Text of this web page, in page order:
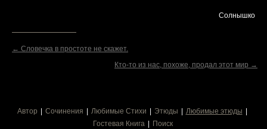
Солнышко
← Словечка в простоте не скажет.
Кто-то из нас, похоже, продал этот мир →
Автор Сочинения Любимые Стихи Этюды
Любимые этюды
Гостевая Книга
Поиск